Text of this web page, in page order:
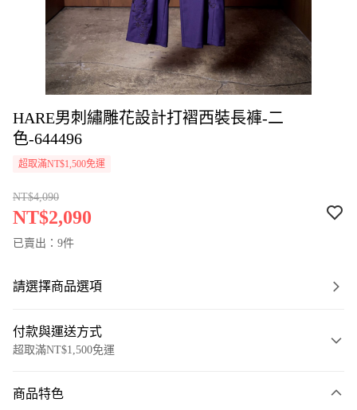
HARE男刺繡雕花設計打褶西裝長褲-二
色-644496
超取滿NT$1,500免運
NT$4,090
NT$2,090
已賣出：9件
請選擇商品選項
付款與運送方式
超取滿NT$1,500免運
信用卡一次付款
商品特色